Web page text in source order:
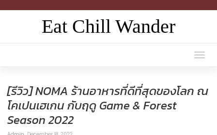
Eat Chill Wander
[รีวิว] NOMA ร้านอาหารที่ดีที่สุดของโลก ณ
โคเปนเฮเกน กับฤดู Game & Forest
Season 2022